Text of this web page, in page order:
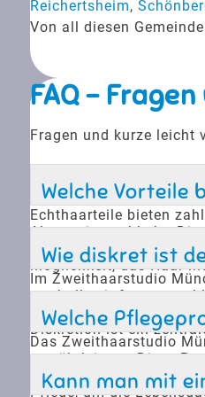
Reichertsheim,
Von all diesen
FAQ -
Fragen und kurze leicht
Welche Vorteile
Echthaarteile bieten
Alternativen abhebt.
oder beschädigt
Möglichkeit, das Haar
Wie diskret ist
Im Zweithaarstudio
weshalb wir fast
Unser Team ist darauf
Diskretion ist ein
Welche
Das Zweithaarstudio
gewährleisten. Diese
sorgt dafür, dass die
Pflege, um die
Kann man mit